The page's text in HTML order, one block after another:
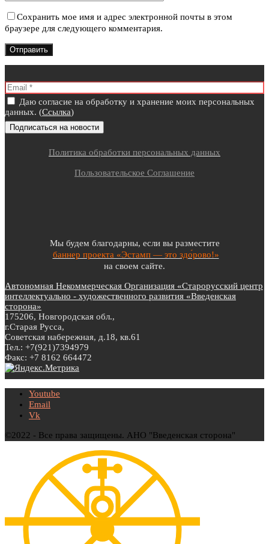
Сохранить мое имя и адрес электронной почты в этом
браузере для следующего комментария.
Даю согласие на обработку и хранение моих персональных
данных. (Ссылка)
Политика обработки персональных данных
Пользовательское Соглашение
Мы будем благодарны, если вы разместите
баннер проекта «Эстамп — это здо́рово!»
на своем сайте.
Автономная Некоммерческая Организация «Старорусский центр
интеллектуально - художественного развития «Введенская
сторона»
175206, Новгородская обл.,
г.Старая Русса,
Советская набережная, д.18, кв.61
Тел.: +7(921)7394979
Факс: +7 8162 664472
Youtube
Email
Vk
©2022 - Все права защищены. АНО "Введенская сторона"